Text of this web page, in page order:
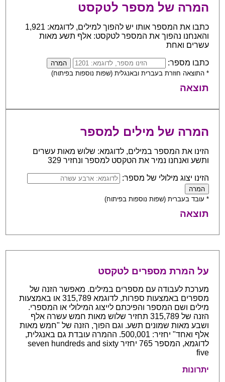
המרה של מספר לטקסט
כתבו את המספר אותו יש להפוך למילים, לדוגמא: 1,921
והאנחנו נהפוך את המספר לטקסט: אלף תשע מאות
עשרים ואחת
כתבו מספר:
* התוצאה חוזרת בעברית ובאנגלית (שפות נוספות בפיתוח)
תוצאה
המרה של מילים למספר
הזינו את המספר במילים, לדוגמא: שלוש מאות עשרים
ותשע ואנחנו נמיר את הטקסט למספר ונחזיר 329
הזינו יצוג מילולי של מספר:
* עובד בעברית (שפות נוספות בפיתוח)
תוצאה
על המרת מספרים לטקסט
מערכת לעבודה עם מספרים במילים. מאפשר הזנה של
מספרים באמצעות ספרות, לדוגמא 315,789 או באמצעות
מילים ושם המספר והפיכתם לייצוג המילולי או המספרי.
הזנה של 315,789 תחזיר שלוש מאות חמש עשרה אלף
ושבע מאות שמונים תשע. וגם הפוך, הזנה של "חמש מאות
אלף ואחד" יחזיר: 500,001. ההמרה עובדת גם באנגלית,
לדוגמא, המספר 765 יחזיר seven hundreds and sixty
five
יתרונות